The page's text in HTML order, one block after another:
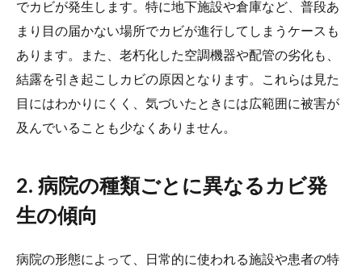
でカビが発生します。特に地下施設や倉庫など、普段あ
まり目の届かない場所でカビが進行してしまうケースも
あります。また、老朽化した空調機器や配管の劣化も、
結露を引き起こしカビの原因となります。これらは見た
目にはわかりにくく、気づいたときには広範囲に被害が
及んでいることも少なくありません。
2. 病院の種類ごとに異なるカビ発
生の傾向
病院の形態によって、日常的に使われる施設や患者の特